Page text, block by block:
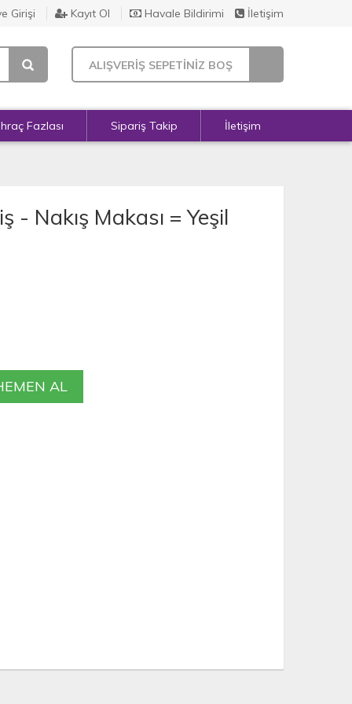
Girişi Kayıt Ol Havale Bildirimi İletişim
ALIŞVERİŞ SEPETİNİZ BOŞ
Fazlası Sipariş Takip İletişim
- Nakış Makası = Yeşil
AL